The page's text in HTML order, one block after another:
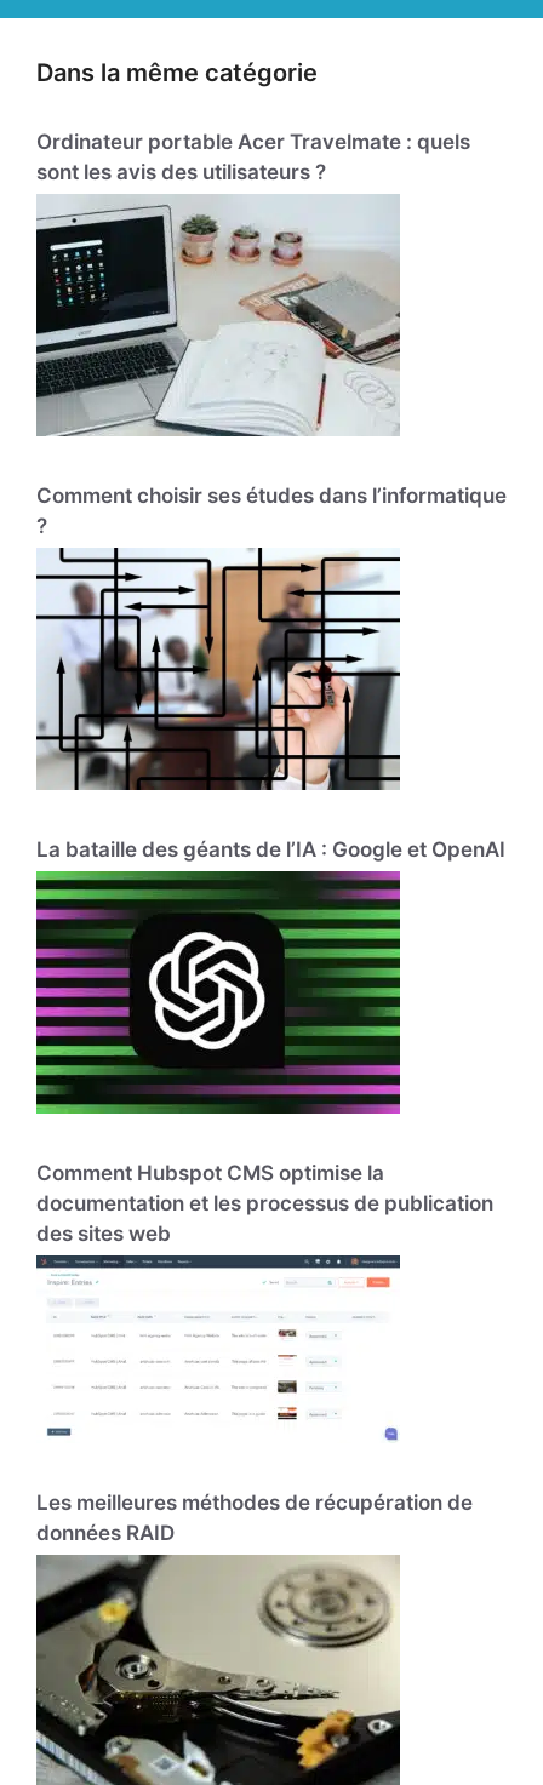
Dans la même catégorie
Ordinateur portable Acer Travelmate : quels
sont les avis des utilisateurs ?
Comment choisir ses études dans l’informatique
?
La bataille des géants de l’IA : Google et OpenAI
Comment Hubspot CMS optimise la
documentation et les processus de publication
des sites web
Les meilleures méthodes de récupération de
données RAID